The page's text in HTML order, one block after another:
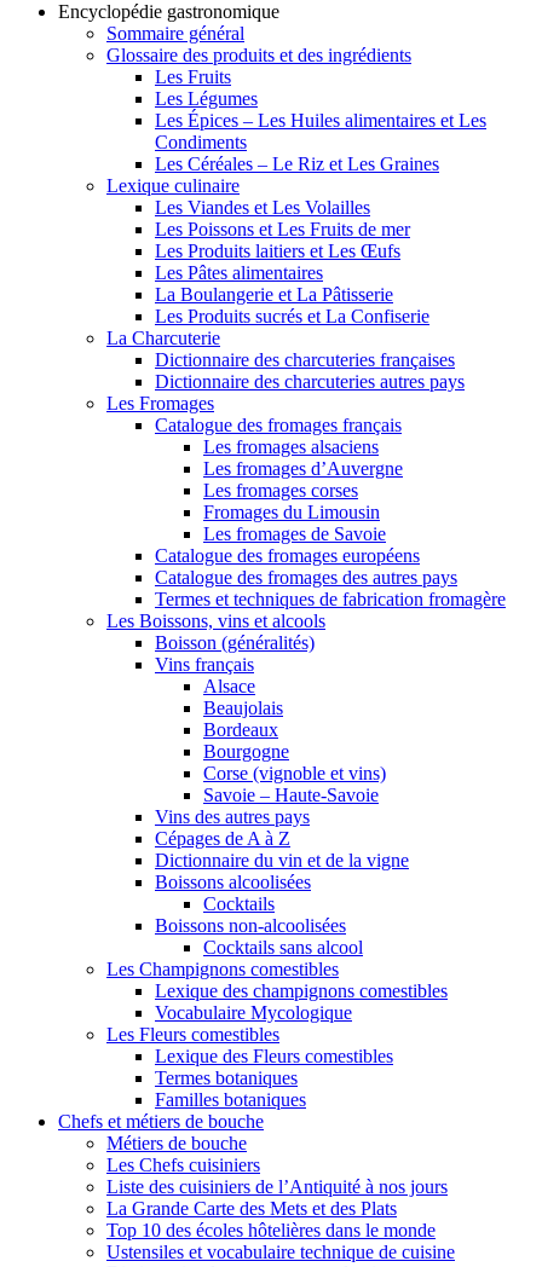
Encyclopédie gastronomique
Sommaire général
Glossaire des produits et des ingrédients
Les Fruits
Les Légumes
Les Épices – Les Huiles alimentaires et Les
Condiments
Les Céréales – Le Riz et Les Graines
Lexique culinaire
Les Viandes et Les Volailles
Les Poissons et Les Fruits de mer
Les Produits laitiers et Les Œufs
Les Pâtes alimentaires
La Boulangerie et La Pâtisserie
Les Produits sucrés et La Confiserie
La Charcuterie
Dictionnaire des charcuteries françaises
Dictionnaire des charcuteries autres pays
Les Fromages
Catalogue des fromages français
Les fromages alsaciens
Les fromages d’Auvergne
Les fromages corses
Fromages du Limousin
Les fromages de Savoie
Catalogue des fromages européens
Catalogue des fromages des autres pays
Termes et techniques de fabrication fromagère
Les Boissons, vins et alcools
Boisson (généralités)
Vins français
Alsace
Beaujolais
Bordeaux
Bourgogne
Corse (vignoble et vins)
Savoie – Haute-Savoie
Vins des autres pays
Cépages de A à Z
Dictionnaire du vin et de la vigne
Boissons alcoolisées
Cocktails
Boissons non-alcoolisées
Cocktails sans alcool
Les Champignons comestibles
Lexique des champignons comestibles
Vocabulaire Mycologique
Les Fleurs comestibles
Lexique des Fleurs comestibles
Termes botaniques
Familles botaniques
Chefs et métiers de bouche
Métiers de bouche
Les Chefs cuisiniers
Liste des cuisiniers de l’Antiquité à nos jours
La Grande Carte des Mets et des Plats
Top 10 des écoles hôtelières dans le monde
Ustensiles et vocabulaire technique de cuisine